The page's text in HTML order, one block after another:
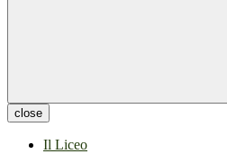
close
Il Liceo